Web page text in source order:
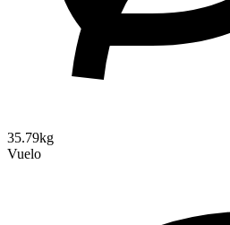
35.79kg
Vuelo